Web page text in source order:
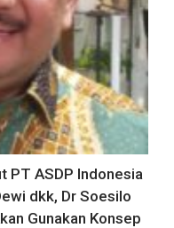
PT ASDP Indonesia
dkk, Dr Soesilo
Gunakan Konsep